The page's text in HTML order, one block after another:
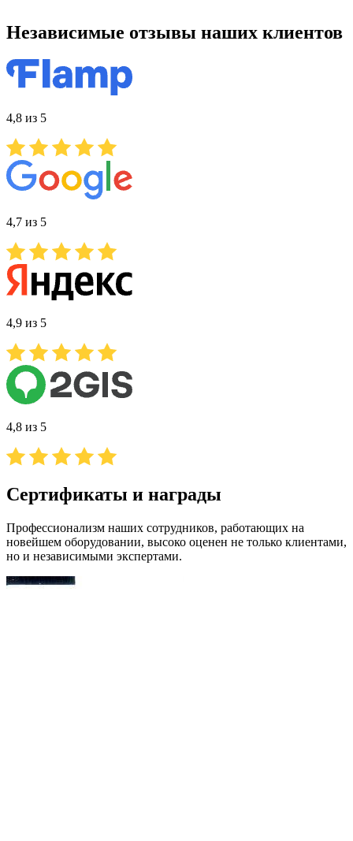
Независимые отзывы наших клиентов
4,8 из 5
4,7 из 5
4,9 из 5
4,8 из 5
Сертификаты и награды
Профессионализм наших сотрудников, работающих на
новейшем оборудовании, высоко оценен не только клиентами,
но и независимыми экспертами.